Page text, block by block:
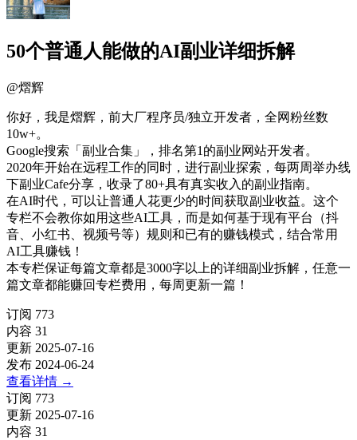
50个普通人能做的AI副业详细拆解
@熠辉
你好，我是熠辉，前大厂程序员/独立开发者，全网粉丝数
10w+。
Google搜索「副业合集」，排名第1的副业网站开发者。
2020年开始在远程工作的同时，进行副业探索，每两周举办线
下副业Cafe分享，收录了80+具有真实收入的副业指南。
在AI时代，可以让普通人花更少的时间获取副业收益。这个
专栏不会教你如用这些AI工具，而是如何基于现有平台（抖
音、小红书、视频号等）规则和已有的赚钱模式，结合常用
AI工具赚钱！
本专栏保证每篇文章都是3000字以上的详细副业拆解，任意一
篇文章都能赚回专栏费用，每周更新一篇！
订阅 773
内容 31
更新 2025-07-16
发布 2024-06-24
查看详情 →
订阅 773
更新 2025-07-16
内容 31